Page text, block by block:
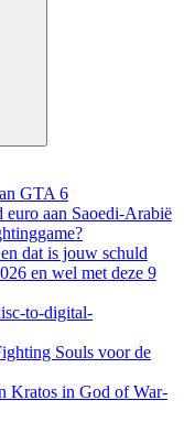
GTA 6
aan Saoedi-Arabië
dat is jouw schuld
en wel met deze 9
to-digital-
Souls voor de
Kratos in God of War-